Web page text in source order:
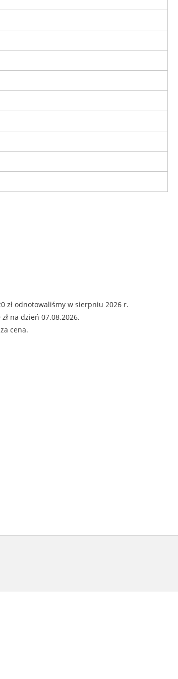
zł odnotowaliśmy w sierpniu 2026 r.
na dzień 07.08.2026.
cena.